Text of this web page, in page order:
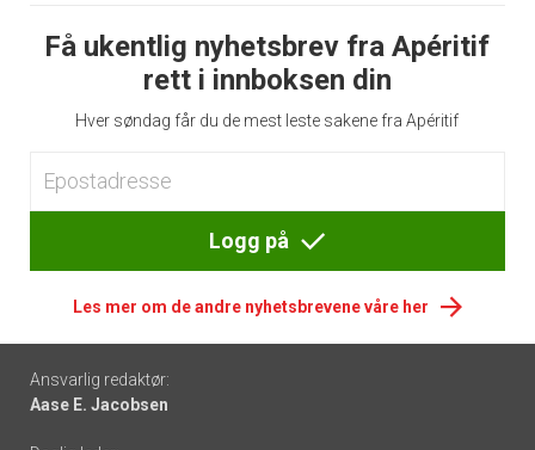
Få ukentlig nyhetsbrev fra Apéritif
rett i innboksen din
Hver søndag får du de mest leste sakene fra Apéritif
Logg på
Les mer om de andre nyhetsbrevene våre her
Footer
-
Ansvarlig redaktør:
Aase E. Jacobsen